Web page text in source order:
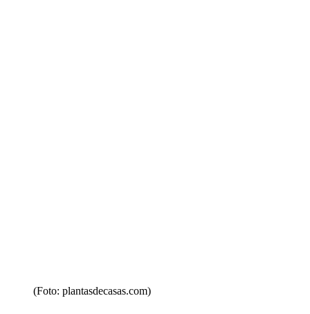
(Foto: plantasdecasas.com)